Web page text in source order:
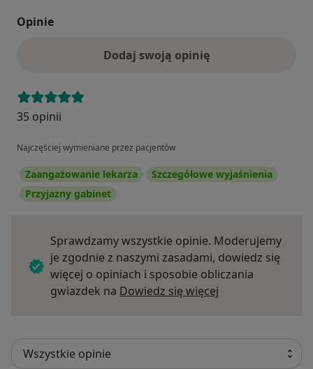
Opinie
Dodaj swoją opinię
35 opinii
Najczęściej wymieniane przez pacjentów
Zaangażowanie lekarza
Szczegółowe wyjaśnienia
Przyjazny gabinet
Sprawdzamy wszystkie opinie. Moderujemy
je zgodnie z naszymi zasadami, dowiedz się
więcej o opiniach i sposobie obliczania
gwiazdek na Dowiedz się więcej